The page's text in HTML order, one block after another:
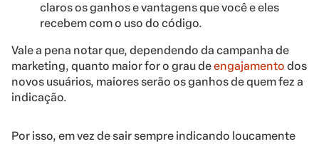
claros os ganhos e vantagens que você e eles
recebem com o uso do código.
Vale a pena notar que, dependendo da campanha de
marketing, quanto maior for o grau deengajamento dos
novos usuários, maiores serão os ganhos de quem fez a
indicação.
Por isso, em vez de sair sempre indicando loucamente